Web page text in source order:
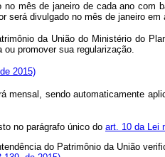
no mês de janeiro de cada ano com
será divulgado no mês de janeiro em
da União do Ministério do
obra ou promover sua
2015)
mensal, sendo automaticamente
no parágrafo único do art. 10 da Lei
do Patrimônio da União